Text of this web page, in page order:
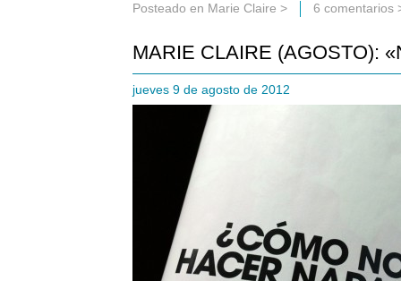
Posteado en Marie Claire > 6 comentarios
MARIE CLAIRE (AGOSTO):
jueves 9 de agosto de 2012